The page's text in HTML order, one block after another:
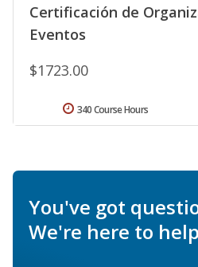
Certificación de
Eventos
$1723.00
340 Course Hours
You've got
We're here to